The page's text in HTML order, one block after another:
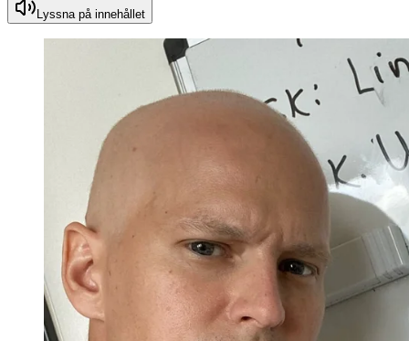
Lyssna på innehållet